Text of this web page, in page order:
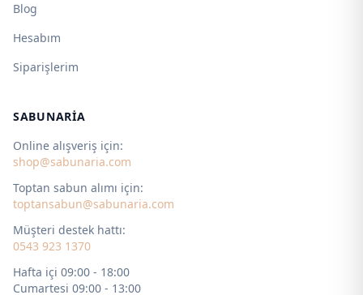
Blog
Hesabım
Siparişlerim
SABUNARIA
Online alışveriş için:
shop@sabunaria.com
Toptan sabun alımı için:
toptansabun@sabunaria.com
Müşteri destek hattı:
0543 923 1370
Hafta içi 09:00 - 18:00
Cumartesi 09:00 - 13:00